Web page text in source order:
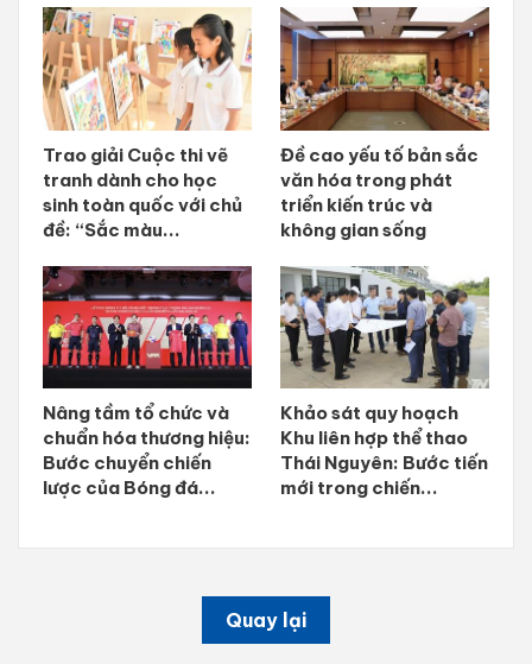
Trao giải Cuộc thi vẽ
tranh dành cho học
sinh toàn quốc với chủ
đề: “Sắc màu...
Đề cao yếu tố bản sắc
văn hóa trong phát
triển kiến trúc và
không gian sống
Nâng tầm tổ chức và
chuẩn hóa thương hiệu:
Bước chuyển chiến
lược của Bóng đá...
Khảo sát quy hoạch
Khu liên hợp thể thao
Thái Nguyên: Bước tiến
mới trong chiến...
Quay lại